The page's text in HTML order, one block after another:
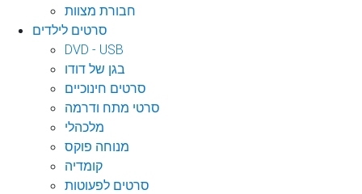
חבורת מצוות
סרטים לילדים
DVD - USB
בגן של דודו
סרטים חינוכיים
סרטי מתח ודרמה
מלכהלי
מנוחה פוקס
קומדיה
סרטים לפעוטות